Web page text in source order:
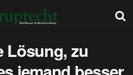
Lösung, zu